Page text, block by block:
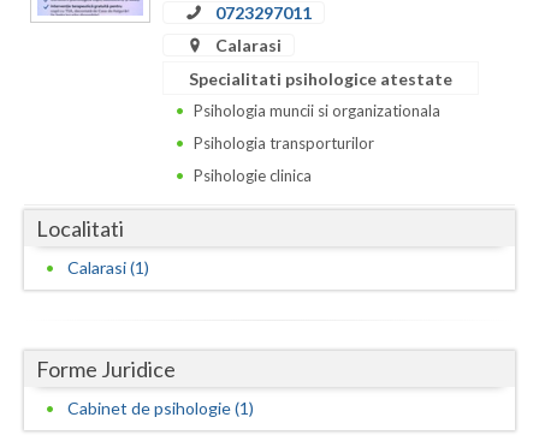
Constanta
Galati
Giurgiu
Harghita
Hunedoara
0723297011
Calarasi
Specialitati psihologice atestate
Psihologia muncii si organizationala
Psihologia transporturilor
Psihologie clinica
Localitati
Calarasi (1)
Forme Juridice
Cabinet de psihologie (1)